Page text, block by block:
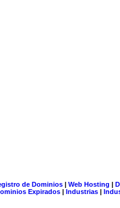
de Dominios| Web Hosting |
Expirados | Industrias |